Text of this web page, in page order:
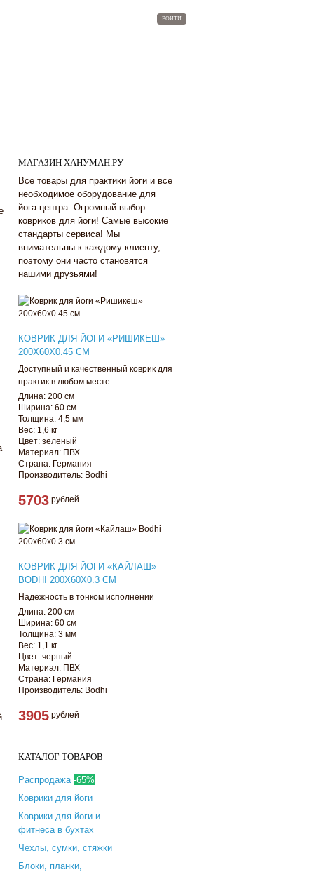
ВОЙТИ
МАГАЗИН ХАНУМАН.РУ
Все товары для практики йоги и все
необходимое оборудование для
йога-центра. Огромный выбор
ковриков для йоги! Самые высокие
стандарты сервиса! Мы
внимательны к каждому клиенту,
поэтому они часто становятся
нашими друзьями!
КОВРИК ДЛЯ ЙОГИ «РИШИКЕШ»
200Х60Х0.45 СМ
Доступный и качественный коврик для
практик в любом месте
Длина: 200 см
Ширина: 60 см
Толщина: 4,5 мм
Вес: 1,6 кг
Цвет: зеленый
Материал: ПВХ
Страна: Германия
Производитель: Bodhi
5703 рублей
КОВРИК ДЛЯ ЙОГИ «КАЙЛАШ»
BODHI 200Х60Х0.3 СМ
Надежность в тонком исполнении
Длина: 200 см
Ширина: 60 см
Толщина: 3 мм
Вес: 1,1 кг
Цвет: черный
Материал: ПВХ
Страна: Германия
Производитель: Bodhi
3905 рублей
КАТАЛОГ ТОВАРОВ
Распродажа -65%
Коврики для йоги
Коврики для йоги и
фитнеса в бухтах
Чехлы, сумки, стяжки
Блоки, планки,